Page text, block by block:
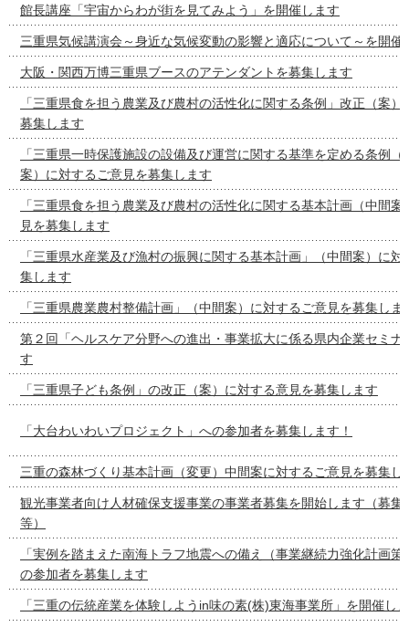
館長講座「宇宙からわが街を見てみよう」を開催します
三重県気候講演会～身近な気候変動の影響と適応について～を開催
大阪・関西万博三重県ブースのアテンダントを募集します
「三重県食を担う農業及び農村の活性化に関する条例」改正（案
募集します
「三重県一時保護施設の設備及び運営に関する基準を定める条例
案）に対するご意見を募集します
「三重県食を担う農業及び農村の活性化に関する基本計画（中間
見を募集します
「三重県水産業及び漁村の振興に関する基本計画」（中間案）に
集します
「三重県農業農村整備計画」（中間案）に対するご意見を募集しま
第２回「ヘルスケア分野への進出・事業拡大に係る県内企業セミナ
す
「三重県子ども条例」の改正（案）に対する意見を募集します
「大台わいわいプロジェクト」への参加者を募集します！
三重の森林づくり基本計画（変更）中間案に対するご意見を募集し
観光事業者向け人材確保支援事業の事業者募集を開始します（募集
等）
「実例を踏まえた南海トラフ地震への備え（事業継続力強化計画
の参加者を募集します
「三重の伝統産業を体験しようin味の素(株)東海事業所」を開催し